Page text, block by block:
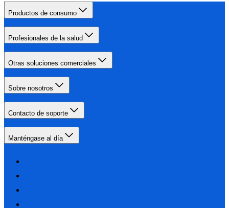
Productos de consumo
Profesionales de la salud
Otras soluciones comerciales
Sobre nosotros
Contacto de soporte
Manténgase al día